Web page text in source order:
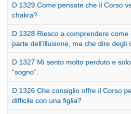
D 1329 Come pensate che il Corso
chakra?
D 1328 Riesco a comprendere
parte dell’illusione, ma che dire degli
D 1327 Mi sento molto perduto e
“sogno”.
D 1326 Che consiglio offre il Corso
difficile con una figlia?